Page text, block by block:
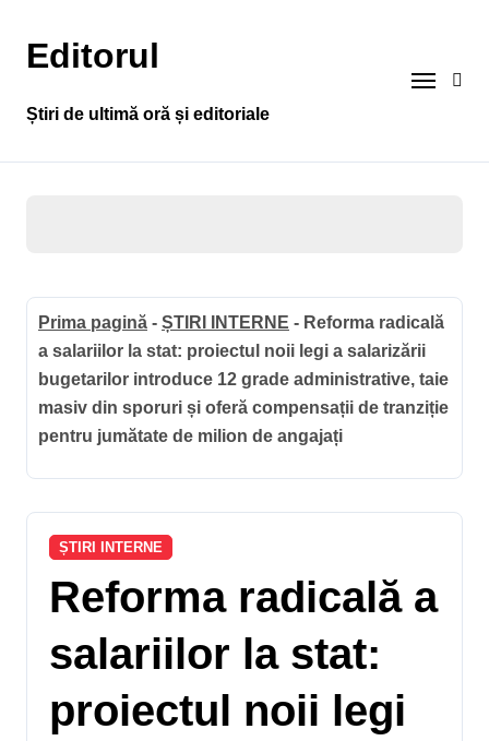
conținut
Editorul
Știri de ultimă oră și editoriale
Prima pagină - ȘTIRI INTERNE - Reforma radicală
a salariilor la stat: proiectul noii legi a salarizării
bugetarilor introduce 12 grade administrative, taie
masiv din sporuri și oferă compensații de tranziție
pentru jumătate de milion de angajați
ȘTIRI INTERNE
Reforma radicală a
salariilor la stat:
proiectul noii legi